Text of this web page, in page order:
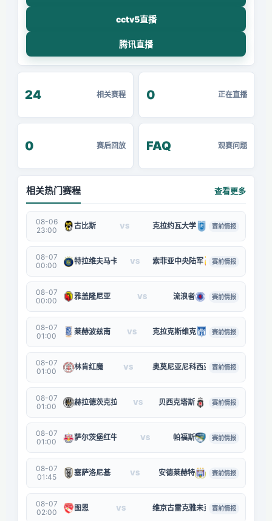
cctv5直播
腾讯直播
24 相关赛程 0 正在直播
0 赛后回放 FAQ 观赛问题
相关热门赛程 查看更多
08-06
23:00
古比斯 VS 克拉约瓦大学 赛前情报
08-07
00:00
特拉维夫马卡比 VS 索菲亚中央陆军 赛前情报
08-07
00:00
雅盖隆尼亚 VS 流浪者 赛前情报
08-07
01:00
莱赫波兹南 VS 克拉克斯维克 赛前情报
08-07
01:00
林肯红魔 VS 奥莫尼亚尼科西亚 赛前情报
08-07
01:00
赫拉德茨克拉洛韦 VS 贝西克塔斯 赛前情报
08-07
01:00
萨尔茨堡红牛 VS 帕福斯 赛前情报
08-07
01:45
塞萨洛尼基 VS 安德莱赫特 赛前情报
08-07
02:00
图恩 VS 维京古雷克雅未克 赛前情报